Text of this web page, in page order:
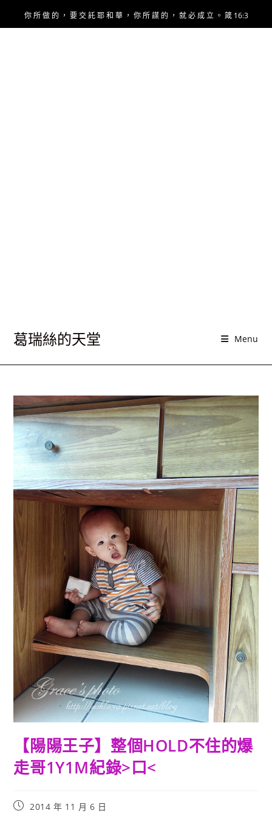
你 所 做 的 ， 要 交 託 耶 和 華 ， 你 所 謀 的 ， 就 必 成 立 。 箴 16:3
葛瑞絲的天堂 Menu
【陽陽王子】整個HOLD不住的爆
走哥1Y1M紀錄>口<
Post2014 年 11 月 6 日